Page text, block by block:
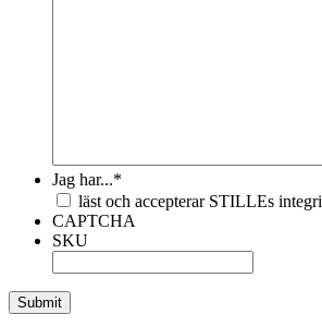
Jag har...*
läst och accepterar STILLEs
CAPTCHA
SKU